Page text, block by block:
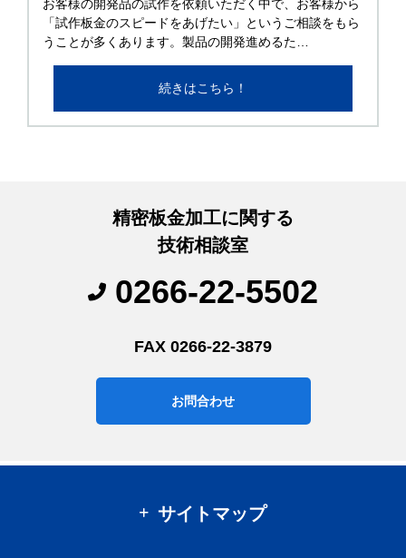
お客様の開発品の試作を依頼いただく中で、お客様から
「試作板金のスピードをあげたい」というご相談をもら
うことが多くあります。製品の開発進めるた…
続きはこちら！
精密板金加工に関する
技術相談室
0266-22-5502
FAX 0266-22-3879
お問合わせ
サイトマップ